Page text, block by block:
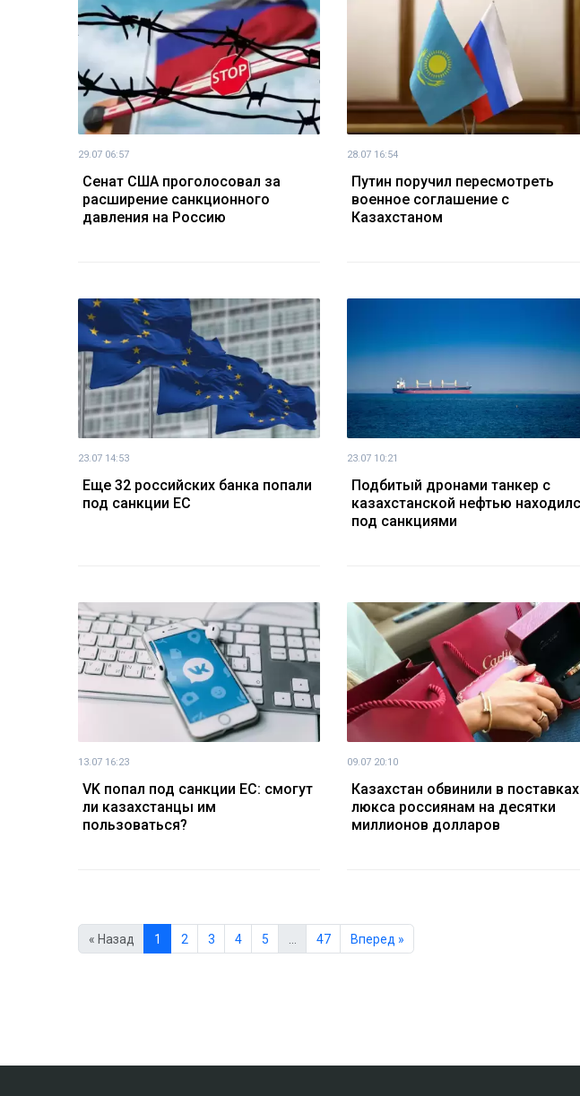
29.07 06:57
Сенат США проголосовал за
расширение санкционного
давления на Россию
28.07 16:54
Путин поручил пересмотреть
военное соглашение с
Казахстаном
23.07 14:53
Еще 32 российских банка попали
под санкции ЕС
23.07 10:21
Подбитый дронами танкер с
казахстанской нефтью
под санкциями
13.07 16:23
VK попал под санкции ЕС: смогут
ли казахстанцы им
пользоваться?
09.07 20:10
Казахстан обвинили в поставках
люкса россиянам на десятки
миллионов долларов
« Назад 1 2 3 4 5 47 Вперед »